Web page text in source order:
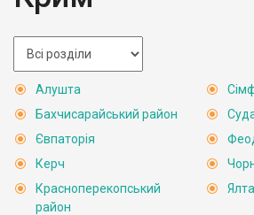
Алушта
Бахчисарайський район
Євпаторія
Керч
Красноперекопський
район
Ялта